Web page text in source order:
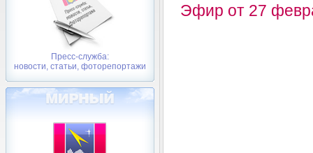
Пресс-служба:
новости, статьи, фоторепортажи
Эфир от 27